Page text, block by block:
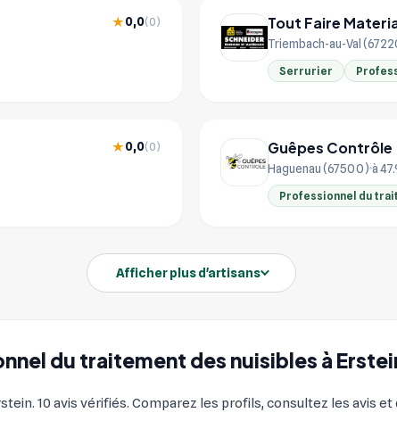
du traitement des nuisibles à
10 avis vérifiés. Comparez les profils, consultez les avis
★0,0(0) Tout Faire
Triembach-au-Val
Serrurier
★0,0(0) Guêpes Contrôle
Haguenau (67500) à
Professionnel du
Afficher plus d'artisans